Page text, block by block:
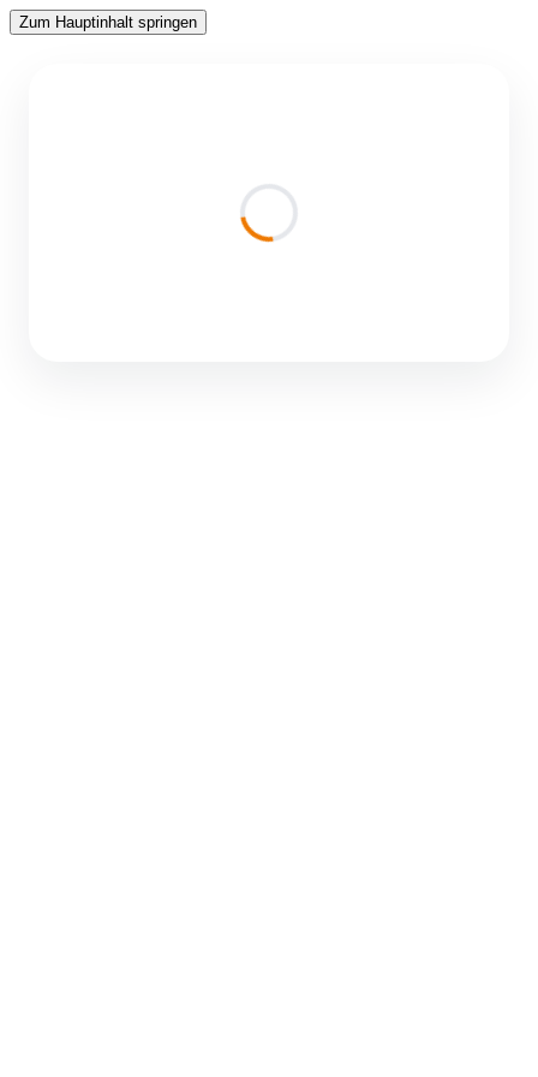
Zum Hauptinhalt springen